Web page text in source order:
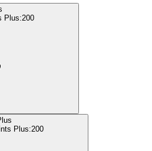
Plus:200
Plus:200